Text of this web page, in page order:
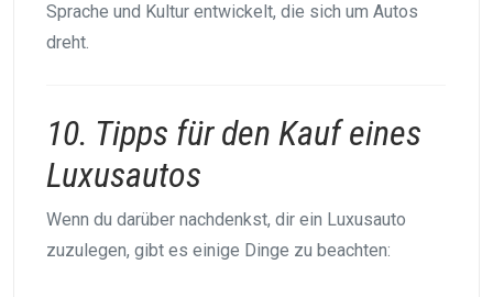
Sprache und Kultur entwickelt, die sich um Autos
dreht.
10. Tipps für den Kauf eines
Luxusautos
Wenn du darüber nachdenkst, dir ein Luxusauto
zuzulegen, gibt es einige Dinge zu beachten: